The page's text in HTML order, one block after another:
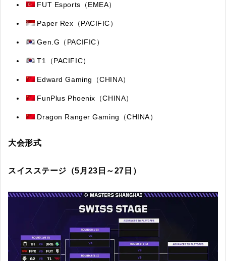
FUT Esports （EMEA）
Paper Rex （PACIFIC）
Gen.G （PACIFIC）
T1（PACIFIC）
Edward Gaming（CHINA）
FunPlus Phoenix（CHINA）
Dragon Ranger Gaming（CHINA）
大会形式
スイスステージ（5月23日～27日）